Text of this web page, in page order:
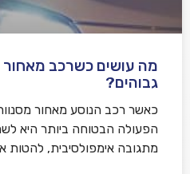
מה עושים כשרכב מאחור
גבוהים?
כאשר רכב הנוסע מאחור
הפעולה הבטוחה ביותר היא
מתגובה אימפולסיבית, להטות